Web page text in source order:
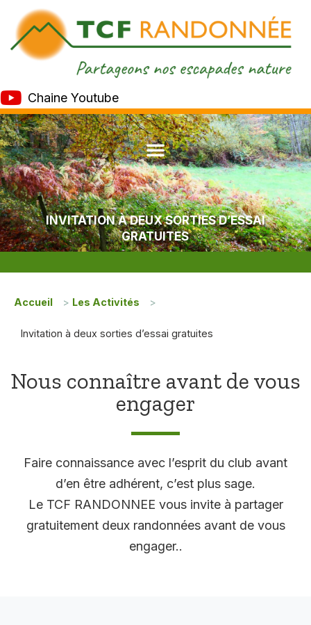
Chaine Youtube
INVITATION À DEUX SORTIES D’ESSAI
GRATUITES
Accueil > Les Activités >
Invitation à deux sorties d’essai gratuites
Nous connaître avant de vous
engager
Faire connaissance avec l’esprit du club avant
d’en être adhérent, c’est plus sage.
Le TCF RANDONNEE vous invite à partager
gratuitement deux randonnées avant de vous
engager..